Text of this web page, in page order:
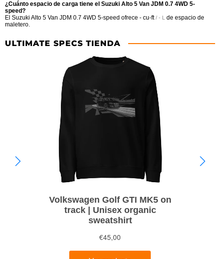
¿Cuánto espacio de carga tiene el Suzuki Alto 5 Van JDM 0.7 4WD 5-
speed?
El Suzuki Alto 5 Van JDM 0.7 4WD 5-speed ofrece - cu-ft / - L de espacio de
maletero.
ULTIMATE SPECS TIENDA